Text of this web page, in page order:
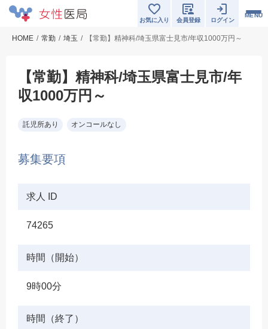
MENU
お気に入り 会員登録 ログイン
HOME 常勤 埼玉 【常勤】精神科/埼玉県富士見市/年収1000万円～
【常勤】精神科/埼玉県富士見市/年
収1000万円～
託児所あり オンコールなし
募集要項
求人 ID
74265
時間（開始）
9時00分
時間（終了）